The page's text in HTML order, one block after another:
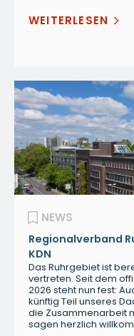
WEITERLESEN
NEWS
Regionalverband
KDN
Das Ruhrgebiet ist
vertreten. Seit dem
2026 steht nun fest:
künftig Teil unseres
die Zusammenarbeit
sagen herzlich